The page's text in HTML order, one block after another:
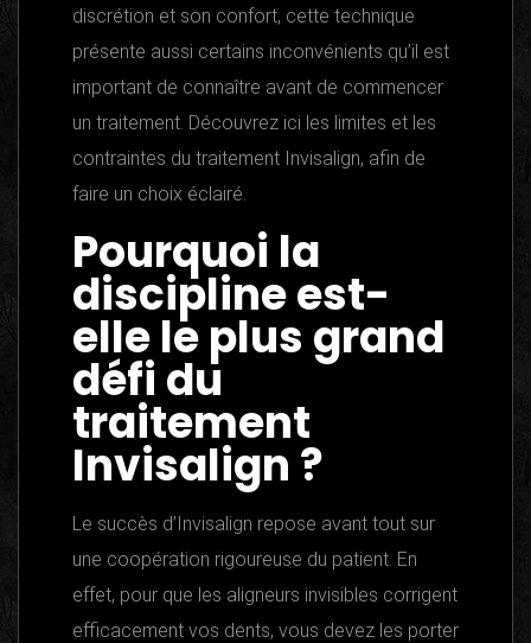
discrétion et son confort, cette technique
présente aussi certains inconvénients qu’il est
important de connaître avant de commencer
un traitement. Découvrez ici les limites et les
contraintes du traitement Invisalign, afin de
faire un choix éclairé.
Pourquoi la
discipline est-
elle le plus grand
défi du
traitement
Invisalign ?
Le succès d’Invisalign repose avant tout sur
une coopération rigoureuse du patient. En
effet, pour que les aligneurs invisibles corrigent
efficacement vos dents, vous devez les porter